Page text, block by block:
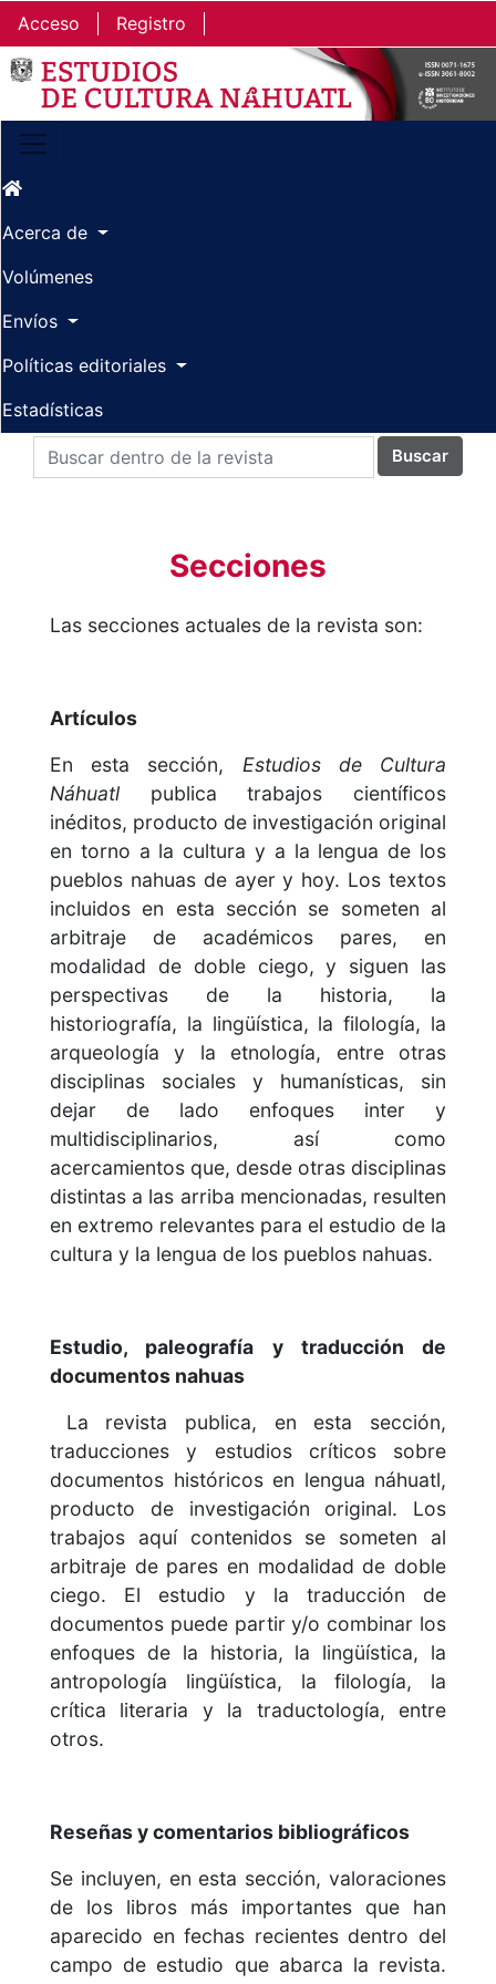
Ir al contenido principal
Ir al menú de navegación principal
Ir al pie de página del sitio
Acceso Registro
Acerca de
Volúmenes
Envíos
Políticas editoriales
Estadísticas
Buscar
Secciones
Las secciones actuales de la revista son:
Artículos
En esta sección, Estudios de Cultura
Náhuatl publica trabajos científicos
inéditos, producto de investigación original
en torno a la cultura y a la lengua de los
pueblos nahuas de ayer y hoy. Los textos
incluidos en esta sección se someten al
arbitraje de académicos pares, en
modalidad de doble ciego, y siguen las
perspectivas de la historia, la
historiografía, la lingüística, la filología, la
arqueología y la etnología, entre otras
disciplinas sociales y humanísticas, sin
dejar de lado enfoques inter y
multidisciplinarios, así como
acercamientos que, desde otras disciplinas
distintas a las arriba mencionadas, resulten
en extremo relevantes para el estudio de la
cultura y la lengua de los pueblos nahuas.
Estudio, paleografía y traducción de
documentos nahuas
La revista publica, en esta sección,
traducciones y estudios críticos sobre
documentos históricos en lengua náhuatl,
producto de investigación original. Los
trabajos aquí contenidos se someten al
arbitraje de pares en modalidad de doble
ciego. El estudio y la traducción de
documentos puede partir y/o combinar los
enfoques de la historia, la lingüística, la
antropología lingüística, la filología, la
crítica literaria y la traductología, entre
otros.
Reseñas y comentarios bibliográficos
Se incluyen, en esta sección, valoraciones
de los libros más importantes que han
aparecido en fechas recientes dentro del
campo de estudio que abarca la revista.